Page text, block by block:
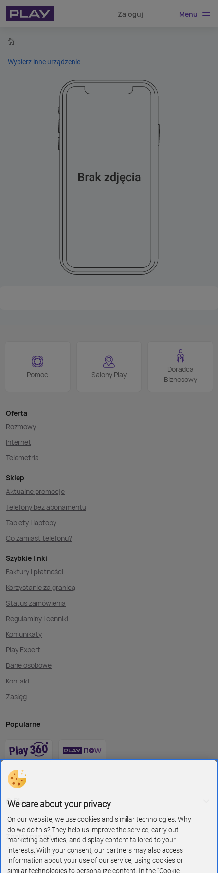
Zaloguj Menu
Wybierz inne urządzenie
Pomoc Salony Play
Doradca
Biznesowy
Oferta
Rozmowy
Internet
Telemetria
Sklep
Aktualne promocje
Telefony bez abonamentu
Tablety i laptopy
Co zamiast telefonu?
Szybkie linki
Faktury i płatności
Korzystanie za granicą
Status zamówienia
Regulaminy i cenniki
Komunikaty
Play Expert
Dane osobowe
Kontakt
Zasięg
Popularne
O Play
Znajdź nas na
We care about your privacy
On our website, we use cookies and similar technologies. Why
do we do this? They help us improve the service, carry out
marketing activities, and display content tailored to your
interests. With your consent, our partners may also access
information about your use of our service, using cookies or
similar technologies to personalize content. In the “Cookie